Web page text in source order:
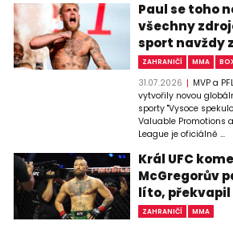
Paul se toho
všechny
sport navždy
ZAHRANIČÍ MMA
31.07.2026
MVP a
vytvořily novou
sporty "Vysoce
Valuable Promotions
League je oficiálně ...
Král UFC
McGregorův
líto, překvapil
ZAHRANIČÍ MMA